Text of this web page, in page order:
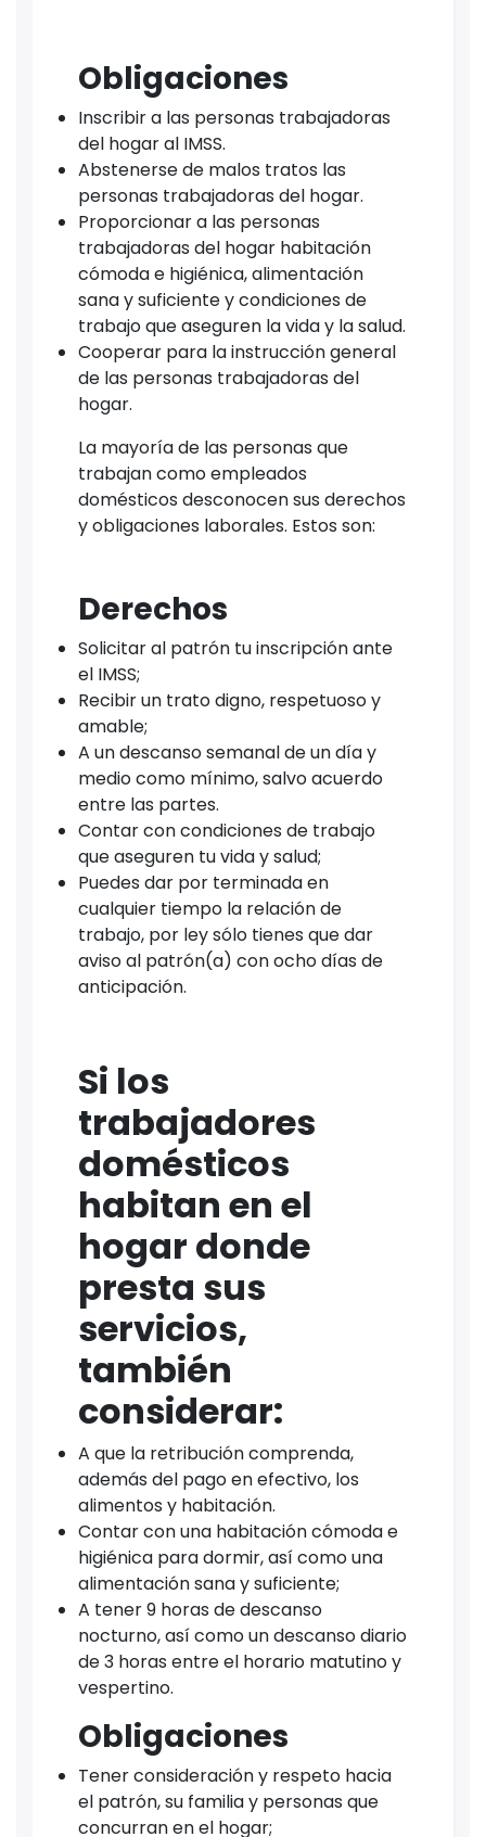
Obligaciones
Inscribir a las personas trabajadoras
del hogar al IMSS.
Abstenerse de malos tratos las
personas trabajadoras del hogar.
Proporcionar a las personas
trabajadoras del hogar habitación
cómoda e higiénica, alimentación
sana y suficiente y condiciones de
trabajo que aseguren la vida y la salud.
Cooperar para la instrucción general
de las personas trabajadoras del
hogar.
La mayoría de las personas que
trabajan como empleados
domésticos desconocen sus derechos
y obligaciones laborales. Estos son:
Derechos
Solicitar al patrón tu inscripción ante
el IMSS;
Recibir un trato digno, respetuoso y
amable;
A un descanso semanal de un día y
medio como mínimo, salvo acuerdo
entre las partes.
Contar con condiciones de trabajo
que aseguren tu vida y salud;
Puedes dar por terminada en
cualquier tiempo la relación de
trabajo, por ley sólo tienes que dar
aviso al patrón(a) con ocho días de
anticipación.
Si los
trabajadores
domésticos
habitan en el
hogar donde
presta sus
servicios,
también
considerar:
A que la retribución comprenda,
además del pago en efectivo, los
alimentos y habitación.
Contar con una habitación cómoda e
higiénica para dormir, así como una
alimentación sana y suficiente;
A tener 9 horas de descanso
nocturno, así como un descanso diario
de 3 horas entre el horario matutino y
vespertino.
Obligaciones
Tener consideración y respeto hacia
el patrón, su familia y personas que
concurran en el hogar;